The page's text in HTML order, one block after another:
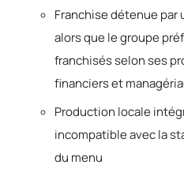
Franchise détenue par
alors que le groupe
franchisés selon ses
financiers et
Production locale
incompatible avec la
du menu